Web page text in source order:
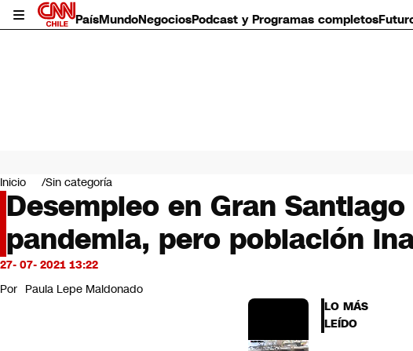
PaísMundoNegociosPodcast y Programas completos
Mundo
Negocios
Deportes
Programas completos
Cultura
Servicios
Bits
CNN Data
Inicio Sin categoría
Desempleo en Gran
pandemia, pero población
27- 07- 2021 13:22
Por Paula Lepe Maldonado
LO MÁS
LEÍDO